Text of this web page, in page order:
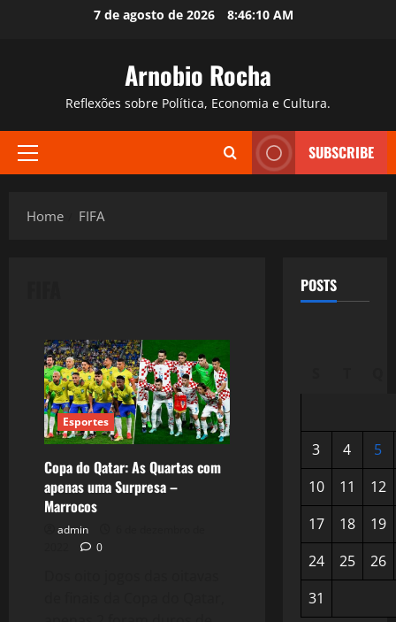
7 de agosto de 2026 8:46:11 AM
Arnobio Rocha
Reflexões sobre Política, Economia e Cultura.
Primary
SUBSCRIBE
Home FIFA
Esportes
Copa do Qatar: As Quartas com
apenas uma Surpresa –
Marrocos
admin
0
POSTS
3 4
5
10
11
12
17
18
19
24
25
26
31